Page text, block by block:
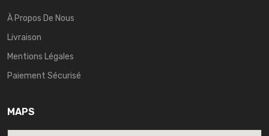
À Propos De Nous
Livraison
Mentions Légales
Paiement Sécurisé
MAPS